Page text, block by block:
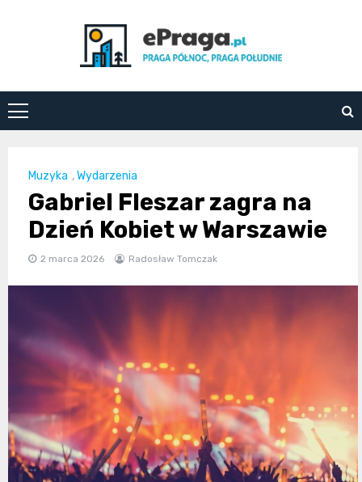
ePraga.pl
Muzyka ,Wydarzenia
Gabriel Fleszar zagra na
Dzień Kobiet w Warszawie
2 marca 2026 Radosław Tomczak